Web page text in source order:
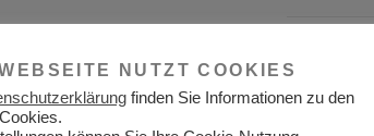
Aktuelles
NUTZT COOKIES
finden Sie Informationen zu den